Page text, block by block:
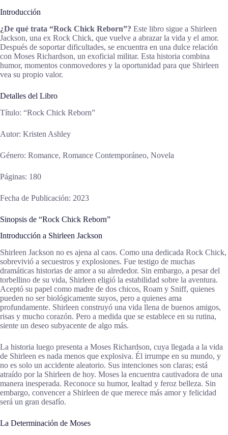
Introducción
¿De qué trata “Rock Chick Reborn”? Este libro sigue a Shirleen
Jackson, una ex Rock Chick, que vuelve a abrazar la vida y el amor.
Después de soportar dificultades, se encuentra en una dulce relación
con Moses Richardson, un exoficial militar. Esta historia combina
humor, momentos conmovedores y la oportunidad para que Shirleen
vea su propio valor.
Detalles del Libro
Título: “Rock Chick Reborn”
Autor: Kristen Ashley
Género: Romance, Romance Contemporáneo, Novela
Páginas: 180
Fecha de Publicación: 2023
Sinopsis de “Rock Chick Reborn”
Introducción a Shirleen Jackson
Shirleen Jackson no es ajena al caos. Como una dedicada Rock Chick,
sobrevivió a secuestros y explosiones. Fue testigo de muchas
dramáticas historias de amor a su alrededor. Sin embargo, a pesar del
torbellino de su vida, Shirleen eligió la estabilidad sobre la aventura.
Aceptó su papel como madre de dos chicos, Roam y Sniff, quienes
pueden no ser biológicamente suyos, pero a quienes ama
profundamente. Shirleen construyó una vida llena de buenos amigos,
risas y mucho corazón. Pero a medida que se establece en su rutina,
siente un deseo subyacente de algo más.
La historia luego presenta a Moses Richardson, cuya llegada a la vida
de Shirleen es nada menos que explosiva. Él irrumpe en su mundo, y
no es solo un accidente aleatorio. Sus intenciones son claras; está
atraído por la Shirleen de hoy. Moses la encuentra cautivadora de una
manera inesperada. Reconoce su humor, lealtad y feroz belleza. Sin
embargo, convencer a Shirleen de que merece más amor y felicidad
será un gran desafío.
La Determinación de Moses